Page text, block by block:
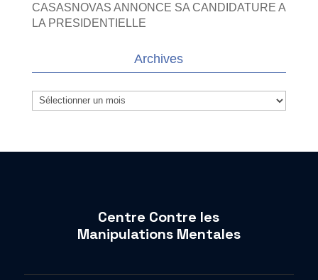
CASASNOVAS ANNONCE SA CANDIDATURE A
LA PRESIDENTIELLE
Archives
Archives
Centre Contre les
Manipulations Mentales